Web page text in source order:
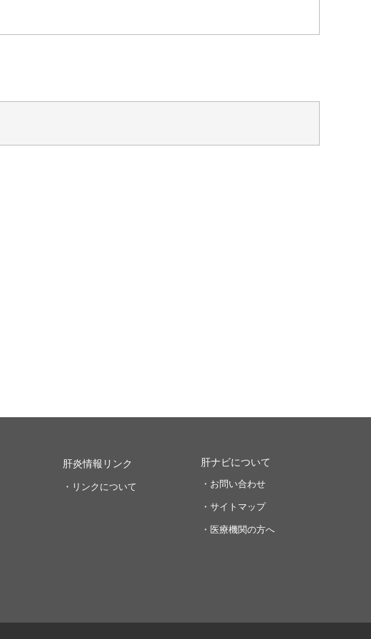
肝炎情報リンク
・リンクについて
肝ナビについて
・お問い合わせ
・サイトマップ
・医療機関の方へ